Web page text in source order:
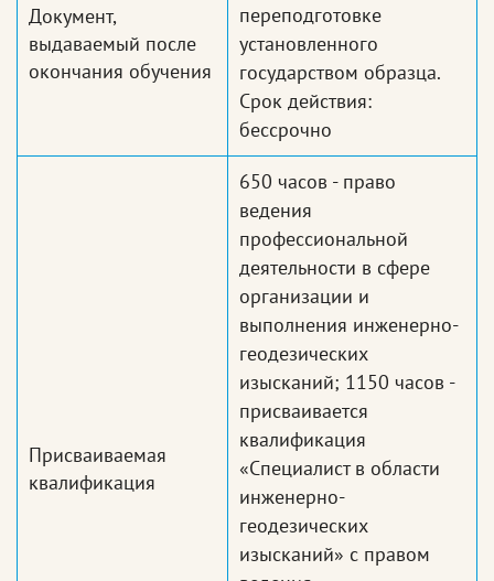
Документ,
выдаваемый после
окончания обучения
переподготовке
установленного
государством образца.
Срок действия:
бессрочно
Присваиваемая
квалификация
650 часов - право
ведения
профессиональной
деятельности в сфере
организации и
выполнения инженерно-
геодезических
изысканий; 1150 часов -
присваивается
квалификация
«Специалист в области
инженерно-
геодезических
изысканий» с правом